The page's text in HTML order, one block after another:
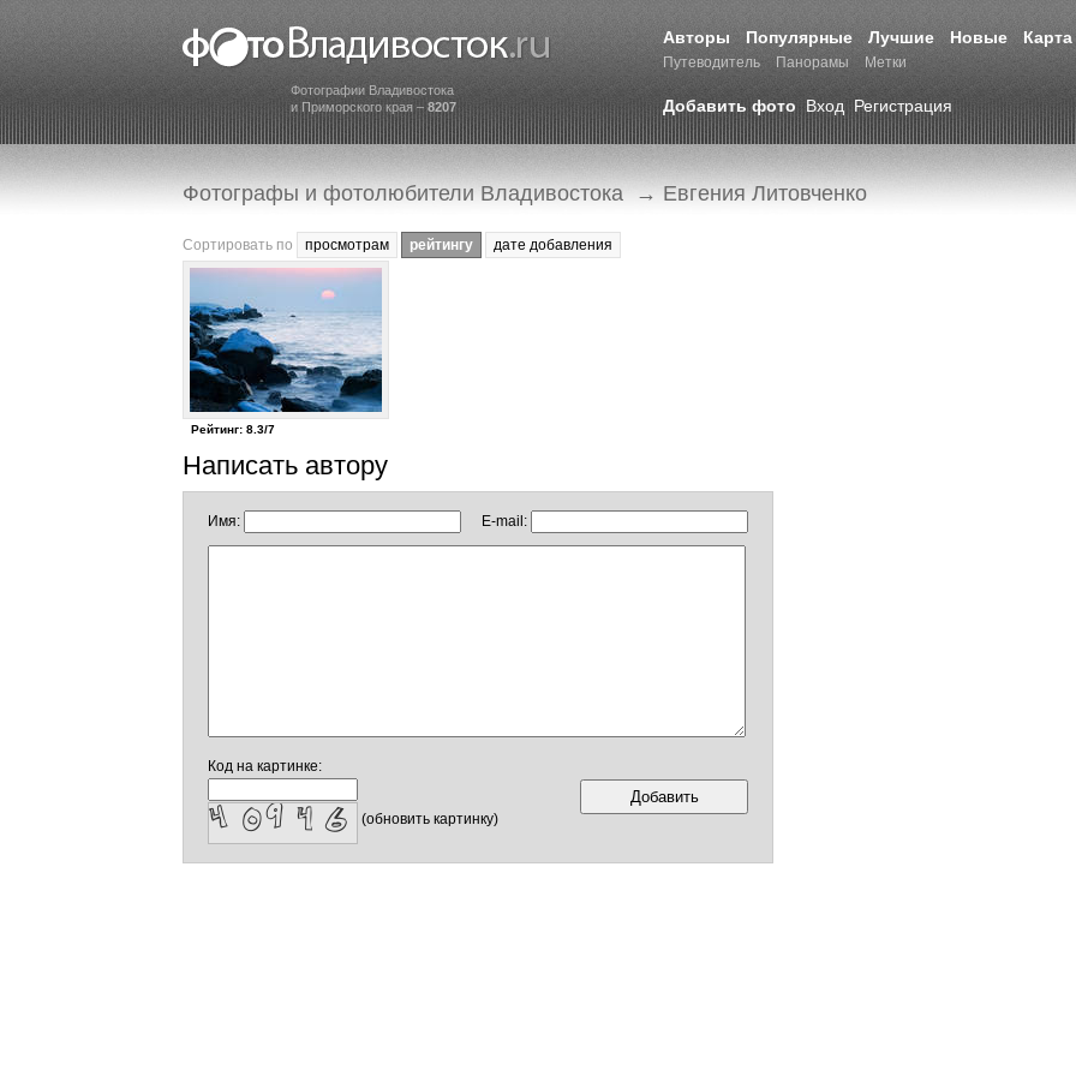
Фотографии Владивостока
и Приморского края – 8207
Авторы Популярные Лучшие Новые Карта
Путеводитель Панорамы Метки
Добавить фото Вход Регистрация
Фотографы и фотолюбители Владивостока → Евгения Литовченко
Сортировать по просмотрам рейтингу дате добавления
Рейтинг: 8.3/7
Написать автору
Имя: E-mail:
Код на картинке:
(обновить картинку)